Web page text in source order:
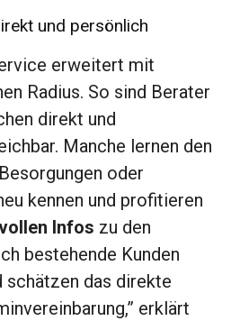
und persönlich
erweitert mit
Radius. So sind Berater
direkt und
Manche lernen den
oder
kennen und profitieren
Infos zu den
bestehende Kunden
schätzen das direkte
erklärt